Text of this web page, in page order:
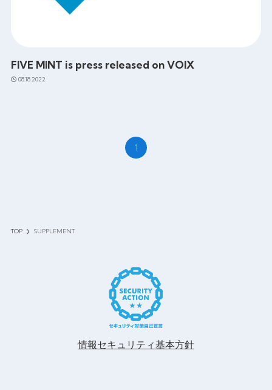
FIVE MINT is press released on VOIX
08.18.2022
1
TOP SUPPLEMENT
情報セキュリティ基本方針